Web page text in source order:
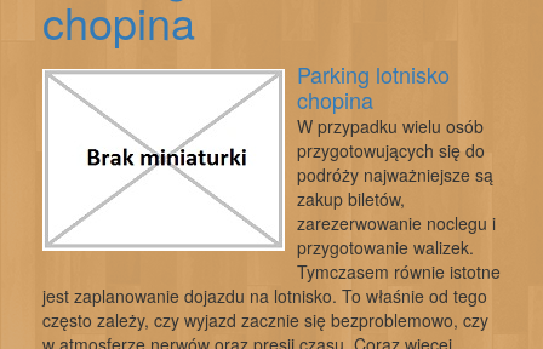
chopina
Parking lotnisko
chopina
W przypadku wielu osób
przygotowujących się do
podróży najważniejsze są
zakup biletów,
zarezerwowanie noclegu i
przygotowanie walizek.
Tymczasem równie istotne
jest zaplanowanie dojazdu na lotnisko. To właśnie od tego
często zależy, czy wyjazd zacznie się bezproblemowo, czy
w atmosferze nerwów oraz presji czasu. Coraz więcej